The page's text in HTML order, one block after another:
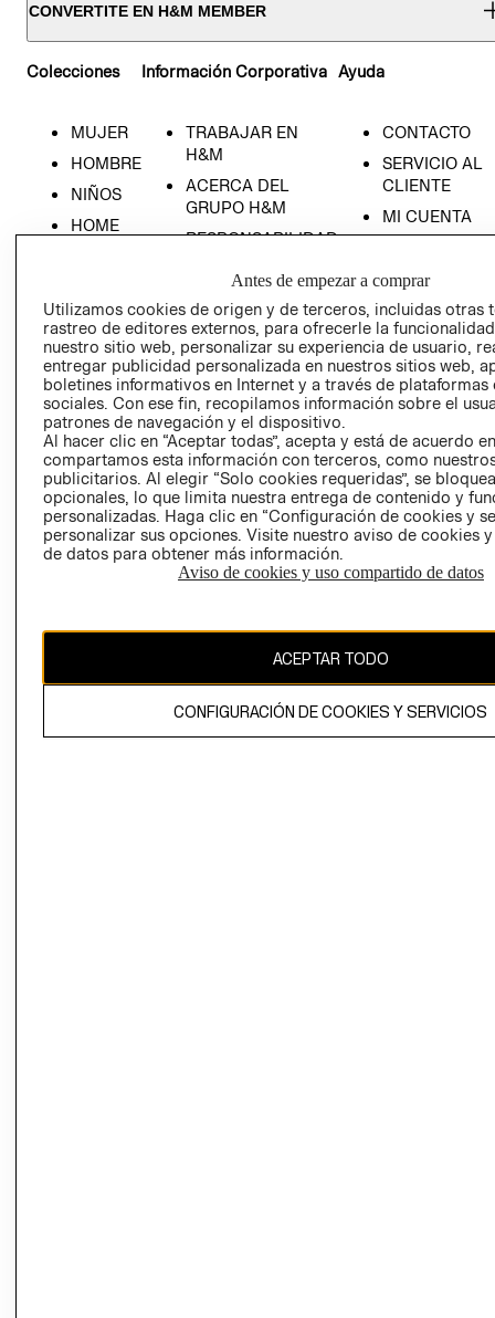
CONVERTITE EN H&M MEMBER
Colecciones
MUJER
HOMBRE
NIÑOS
HOME
Información Corporativa
TRABAJAR EN
H&M
ACERCA DEL
GRUPO H&M
RESPONSABILIDAD
PRENSA
RELACIÓN CON
INVERSIONISTAS
POLÍTICA
EMPRESARIAL
Ayuda
CONTACTO
SERVICIO AL
CLIENTE
MI CUENTA
- RETIRO EN
TIENDA
TÉRMINOS Y
CONDICIONES
PRIVACIDAD
GIFT CARD
AVISO DE
COOKIES
Uruguay ($U)
Antes de empezar a comprar
Utilizamos cookies de origen y de terceros, incluidas otras
rastreo de editores externos, para ofrecerle la
nuestro sitio web, personalizar su experiencia de usuario,
entregar publicidad personalizada en nuestros sitios web,
boletines informativos en Internet y a través de plataformas
sociales. Con ese fin, recopilamos información sobre el
patrones de navegación y el dispositivo.
Al hacer clic en “Aceptar todas”, acepta y está de acuerdo
compartamos esta información con terceros, como
publicitarios. Al elegir “Solo cookies requeridas”, se
opcionales, lo que limita nuestra entrega de contenido y
personalizadas. Haga clic en “Configuración de cookies y
personalizar sus opciones. Visite nuestro aviso de cookies
de datos para obtener más información.
Aviso de cookies y uso compartido de datos
ACEPTAR TODO
CONFIGURACIÓN DE COOKIES Y SERVICIOS